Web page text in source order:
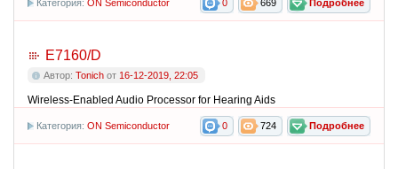
Подробнее
669
0
Категория: ON Semiconductor
E7160/D
Автор: Tonich от 16-12-2019, 22:05
Wireless-Enabled Audio Processor for Hearing Aids
Подробнее
724
0
Категория: ON Semiconductor